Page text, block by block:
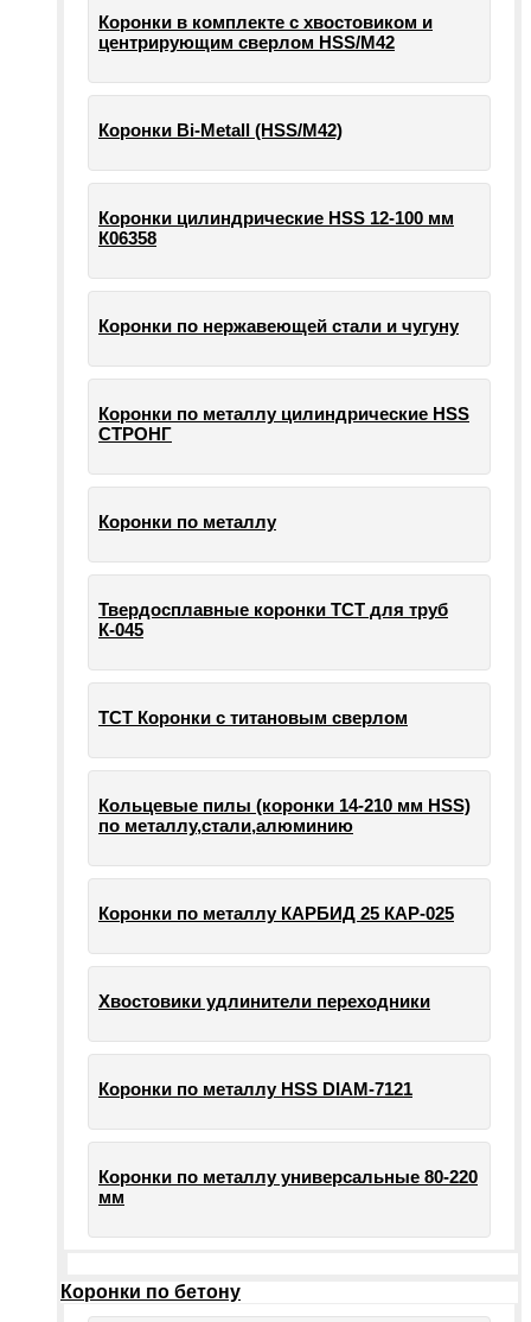
Коронки в комплекте с хвостовиком и
центрирующим сверлом HSS/М42
Коронки Bi-Metall (HSS/М42)
Коронки цилиндрические HSS 12-100 мм
К06358
Коронки по нержавеющей стали и чугуну
Коронки по металлу цилиндрические HSS
СТРОНГ
Коронки по металлу
Твердосплавные коронки ТСТ для труб
К-045
ТСТ Коронки с титановым сверлом
Кольцевые пилы (коронки 14-210 мм HSS)
по металлу,стали,алюминию
Коронки по металлу КАРБИД 25 КАР-025
Хвостовики удлинители переходники
Коронки по металлу HSS DIAM-7121
Коронки по металлу универсальные 80-220
мм
Коронки по бетону